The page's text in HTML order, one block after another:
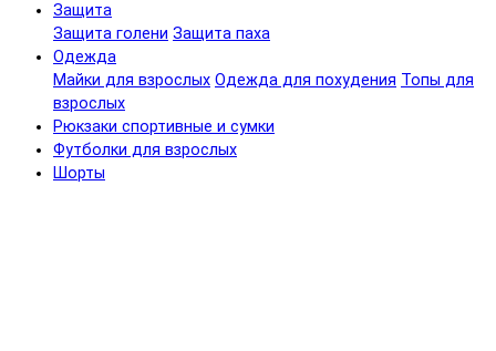
Защита
Защита голени Защита паха
Одежда
Майки для взрослых Одежда для похудения Топы для
взрослых
Рюкзаки спортивные и сумки
Футболки для взрослых
Шорты